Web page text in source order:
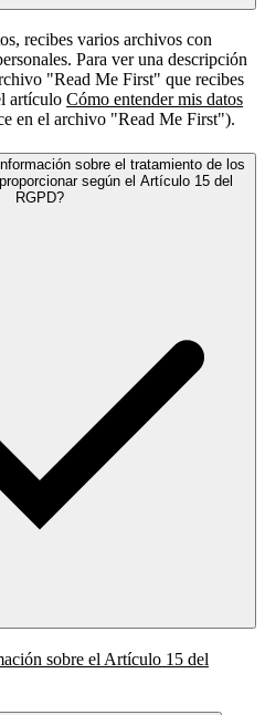
recibes varios archivos con
Para ver una descripción
"Read Me First" que recibes
artículo Cómo entender mis datos
en el archivo "Read Me First").
sobre el tratamiento de los
según el Artículo 15 del
RGPD?
sobre el Artículo 15 del